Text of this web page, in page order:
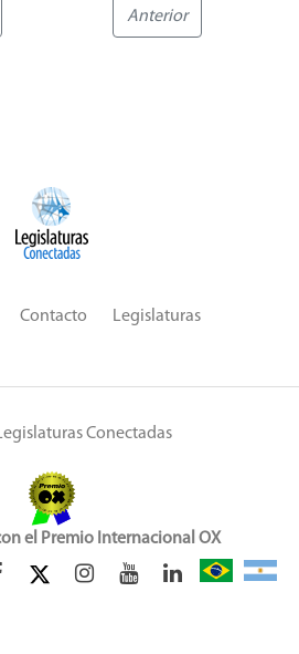
Anterior
Contacto Legislaturas
Conectadas
el Premio Internacional OX